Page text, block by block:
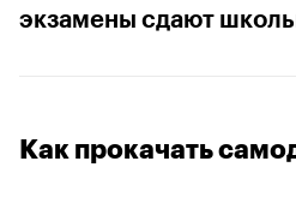
экзамены сдают
Как прокачать